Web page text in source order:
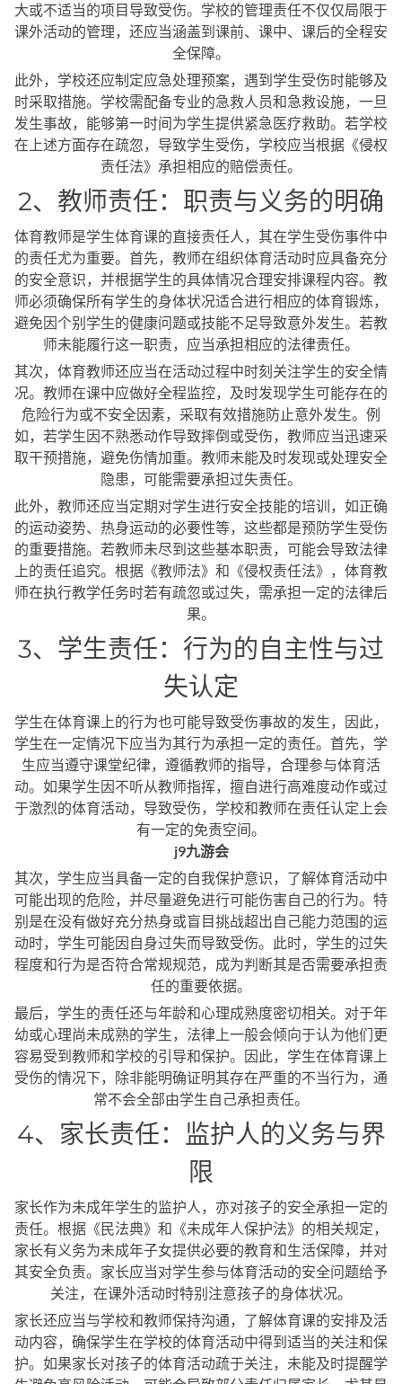
大或不适当的项目导致受伤。学校的管理责任不仅仅局限于
课外活动的管理，还应当涵盖到课前、课中、课后的全程安
全保障。
此外，学校还应制定应急处理预案，遇到学生受伤时能够及
时采取措施。学校需配备专业的急救人员和急救设施，一旦
发生事故，能够第一时间为学生提供紧急医疗救助。若学校
在上述方面存在疏忽，导致学生受伤，学校应当根据《侵权
责任法》承担相应的赔偿责任。
2、教师责任：职责与义务的明确
体育教师是学生体育课的直接责任人，其在学生受伤事件中
的责任尤为重要。首先，教师在组织体育活动时应具备充分
的安全意识，并根据学生的具体情况合理安排课程内容。教
师必须确保所有学生的身体状况适合进行相应的体育锻炼，
避免因个别学生的健康问题或技能不足导致意外发生。若教
师未能履行这一职责，应当承担相应的法律责任。
其次，体育教师还应当在活动过程中时刻关注学生的安全情
况。教师在课中应做好全程监控，及时发现学生可能存在的
危险行为或不安全因素，采取有效措施防止意外发生。例
如，若学生因不熟悉动作导致摔倒或受伤，教师应当迅速采
取干预措施，避免伤情加重。教师未能及时发现或处理安全
隐患，可能需要承担过失责任。
此外，教师还应当定期对学生进行安全技能的培训，如正确
的运动姿势、热身运动的必要性等，这些都是预防学生受伤
的重要措施。若教师未尽到这些基本职责，可能会导致法律
上的责任追究。根据《教师法》和《侵权责任法》，体育教
师在执行教学任务时若有疏忽或过失，需承担一定的法律后
果。
3、学生责任：行为的自主性与过
失认定
学生在体育课上的行为也可能导致受伤事故的发生，因此，
学生在一定情况下应当为其行为承担一定的责任。首先，学
生应当遵守课堂纪律，遵循教师的指导，合理参与体育活
动。如果学生因不听从教师指挥，擅自进行高难度动作或过
于激烈的体育活动，导致受伤，学校和教师在责任认定上会
有一定的免责空间。
j9九游会
其次，学生应当具备一定的自我保护意识，了解体育活动中
可能出现的危险，并尽量避免进行可能伤害自己的行为。特
别是在没有做好充分热身或盲目挑战超出自己能力范围的运
动时，学生可能因自身过失而导致受伤。此时，学生的过失
程度和行为是否符合常规规范，成为判断其是否需要承担责
任的重要依据。
最后，学生的责任还与年龄和心理成熟度密切相关。对于年
幼或心理尚未成熟的学生，法律上一般会倾向于认为他们更
容易受到教师和学校的引导和保护。因此，学生在体育课上
受伤的情况下，除非能明确证明其存在严重的不当行为，通
常不会全部由学生自己承担责任。
4、家长责任：监护人的义务与界
限
家长作为未成年学生的监护人，亦对孩子的安全承担一定的
责任。根据《民法典》和《未成年人保护法》的相关规定，
家长有义务为未成年子女提供必要的教育和生活保障，并对
其安全负责。家长应当对学生参与体育活动的安全问题给予
关注，在课外活动时特别注意孩子的身体状况。
家长还应当与学校和教师保持沟通，了解体育课的安排及活
动内容，确保学生在学校的体育活动中得到适当的关注和保
护。如果家长对孩子的体育活动疏于关注，未能及时提醒学